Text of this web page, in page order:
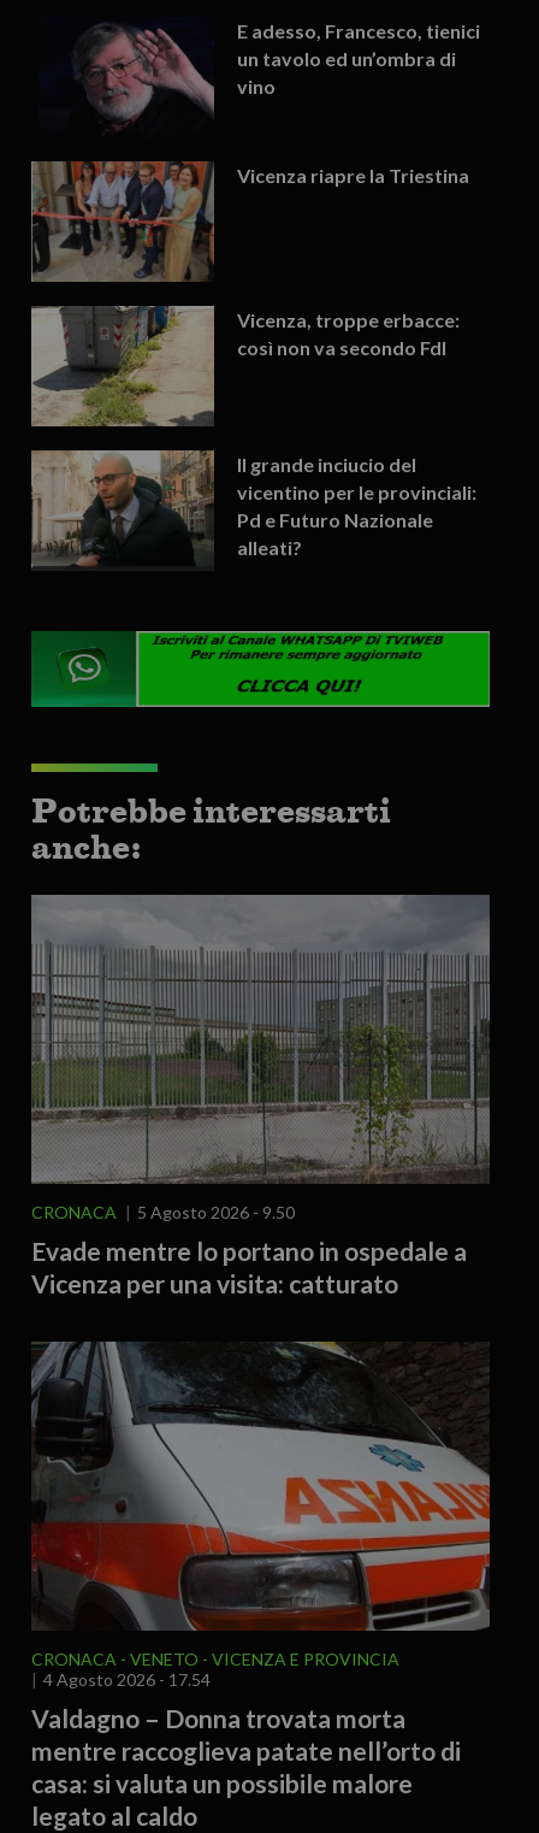
E adesso, Francesco, tienici
un tavolo ed un’ombra di
vino
Vicenza riapre la Triestina
Vicenza, troppe erbacce:
così non va secondo FdI
Il grande inciucio del
vicentino per le provinciali:
Pd e Futuro Nazionale
alleati?
Potrebbe interessarti
anche:
CRONACA 5 Agosto 2026 - 9.50
Evade mentre lo portano in ospedale a
Vicenza per una visita: catturato
CRONACA VENETO
VICENZA E PROVINCIA
4 Agosto 2026 - 17.54
Valdagno – Donna trovata morta
mentre raccoglieva patate nell’orto di
casa: si valuta un possibile malore
legato al caldo